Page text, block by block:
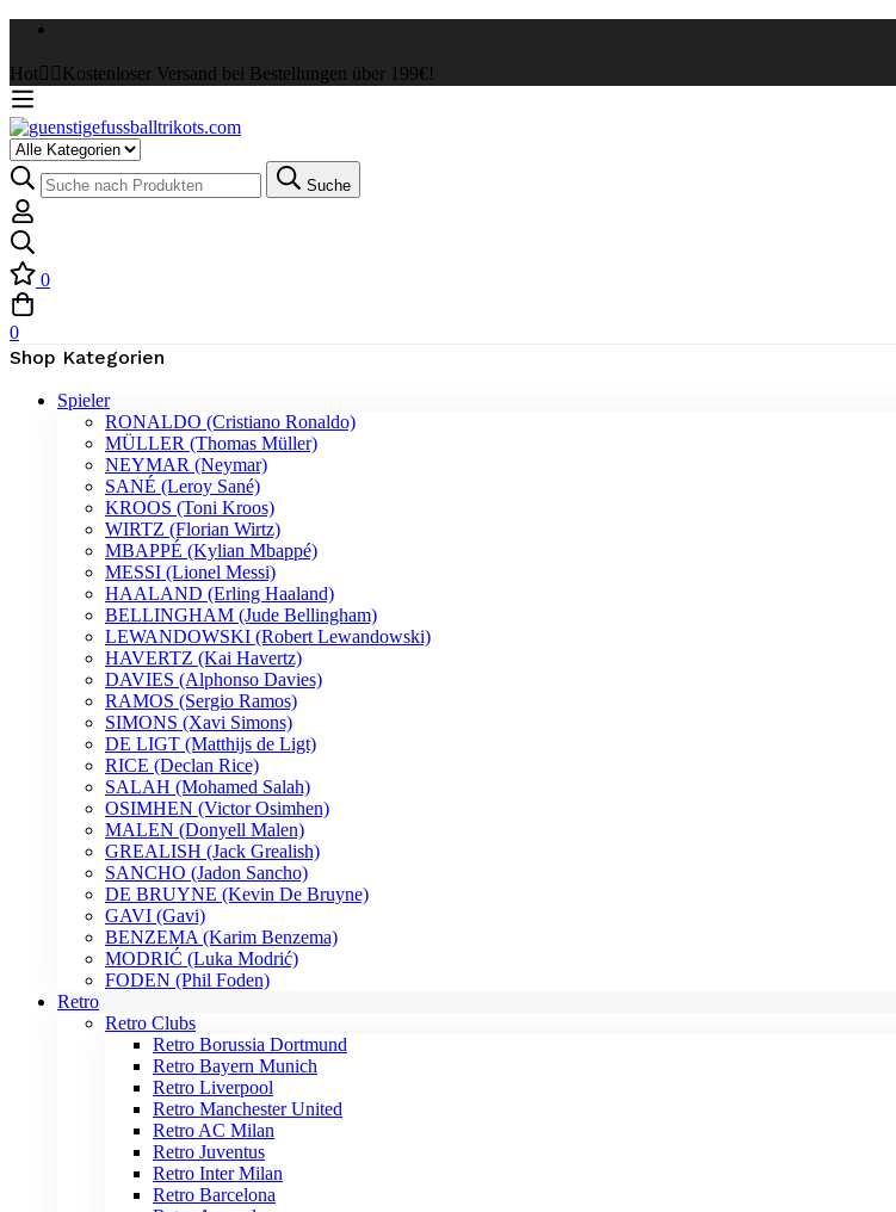
Hot ✌🏼Kostenloser Versand bei Bestellungen über 199€!
Select
a
Category
Suche
nach:
Suche
0
0
Shop Kategorien
Spieler
RONALDO (Cristiano Ronaldo)
MÜLLER (Thomas Müller)
NEYMAR (Neymar)
SANÉ (Leroy Sané)
KROOS (Toni Kroos)
WIRTZ (Florian Wirtz)
MBAPPÉ (Kylian Mbappé)
MESSI (Lionel Messi)
HAALAND (Erling Haaland)
BELLINGHAM (Jude Bellingham)
LEWANDOWSKI (Robert Lewandowski)
HAVERTZ (Kai Havertz)
DAVIES (Alphonso Davies)
RAMOS (Sergio Ramos)
SIMONS (Xavi Simons)
DE LIGT (Matthijs de Ligt)
RICE (Declan Rice)
SALAH (Mohamed Salah)
OSIMHEN (Victor Osimhen)
MALEN (Donyell Malen)
GREALISH (Jack Grealish)
SANCHO (Jadon Sancho)
DE BRUYNE (Kevin De Bruyne)
GAVI (Gavi)
BENZEMA (Karim Benzema)
MODRIĆ (Luka Modrić)
FODEN (Phil Foden)
Retro
Retro Clubs
Retro Borussia Dortmund
Retro Bayern Munich
Retro Liverpool
Retro Manchester United
Retro AC Milan
Retro Juventus
Retro Inter Milan
Retro Barcelona